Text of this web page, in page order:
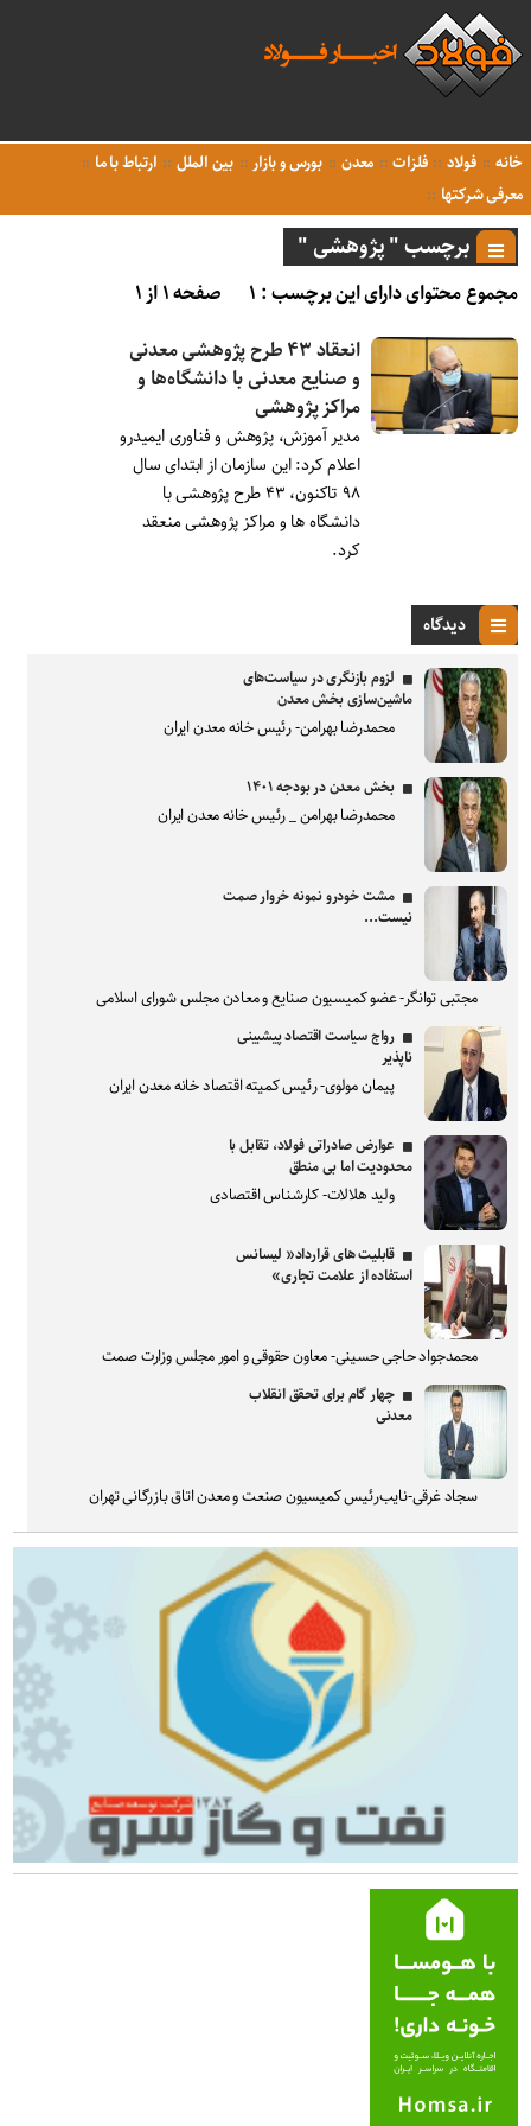
خانه فولاد فلزات معدن بورس و بازار بین الملل
ارتباط با ما
معرفی شرکتها
برچسب " پژوهشی "
مجموع محتوای دارای این برچسب : ۱
صفحه ۱ از ۱
انعقاد ۴۳ طرح پژوهشی معدنی
و صنایع معدنی با دانشگاه‌ها و
مراکز پژوهشی
مدیر آموزش، پژوهش و فناوری ایمیدرو
اعلام کرد: این سازمان از ابتدای سال
۹۸ تاکنون، ۴۳ طرح پژوهشی با
دانشگاه ها و مراکز پژوهشی منعقد
کرد.
دیدگاه
لزوم بازنگری در سیاست‌های
ماشین‌سازی بخش معدن
محمدرضا بهرامن- رئیس خانه معدن ایران
بخش معدن در بودجه ۱۴۰۱
محمدرضا بهرامن _ رئیس خانه معدن ایران
مشت خودرو نمونه خروار صمت
نیست...
مجتبی توانگر- عضو کمیسیون صنایع و معادن مجلس شورای اسلامی
رواج سیاست اقتصاد پیشبینی
ناپذیر
پیمان مولوی- رئیس کمیته اقتصاد خانه معدن ایران
عوارض صادراتی فولاد، تقابل با
محدودیت اما بی منطق
ولید هلالات- کارشناس اقتصادی
قابلیت های قرارداد« لیسانس
استفاده از علامت تجاری»
محمدجواد حاجی حسینی- معاون حقوقی و امور مجلس وزارت صمت
چهار گام برای تحقق انقلاب
معدنی
سجاد غرقی-نایب‌رئیس کمیسیون صنعت و معدن اتاق بازرگانی تهران